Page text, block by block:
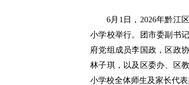
6月1日，2026年黔江
小学校举行。团市委副书
府党组成员李国政，区政
林子琪，以及区委办、区
小学校全体师生及家长代表